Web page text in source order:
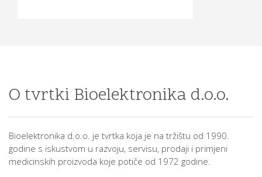
O tvrtki Bioelektronika d.o.o.
Bioelektronika d.o.o. je tvrtka koja je na tržištu od 1990.
godine s iskustvom u razvoju, servisu, prodaji i primjeni
medicinskih proizvoda koje potiče od 1972 godine.